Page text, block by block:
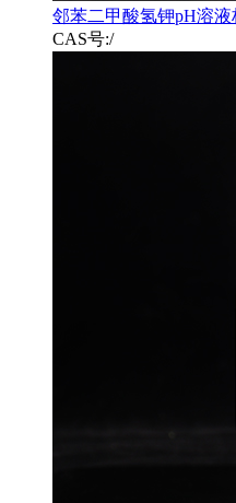
邻苯二甲酸氢钾pH溶
CAS号:/